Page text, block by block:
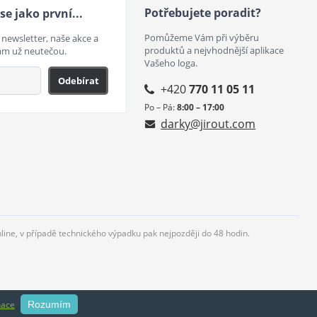
jako první...
naše akce a
už neutečou.
Odebírat
Potřebujete poradit?
Pomůžeme Vám při výběru
produktů a nejvhodnější aplikace
Vašeho loga.
+420770 11 05 11
Po – Pá:8:00 – 17:00
darky@jirout.com
v případě technického výpadku pak nejpozději do 48 hodin.
Rozumím